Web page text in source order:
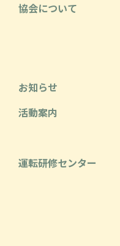
協会について
お知らせ
活動案内
運転研修センター